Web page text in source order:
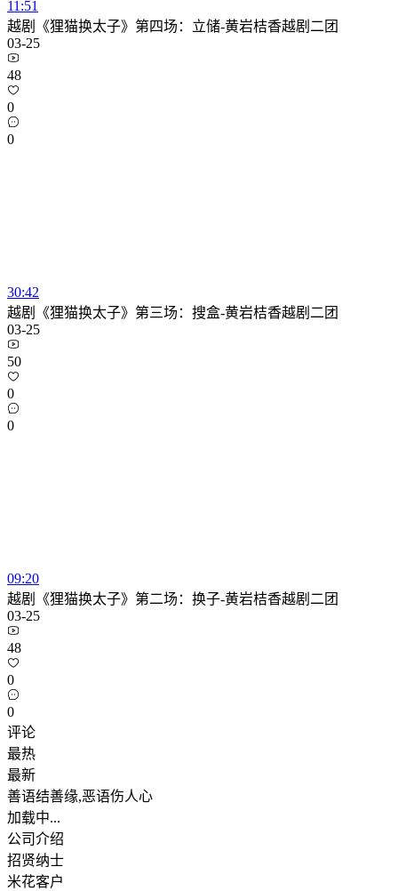
11:51
越剧《狸猫换太子》第四场：立储-黄岩桔香越剧二团
03-25
48
0
0
30:42
越剧《狸猫换太子》第三场：搜盒-黄岩桔香越剧二团
03-25
50
0
0
09:20
越剧《狸猫换太子》第二场：换子-黄岩桔香越剧二团
03-25
48
0
0
评论
最热
最新
善语结善缘,恶语伤人心
加载中...
公司介绍
招贤纳士
米花客户